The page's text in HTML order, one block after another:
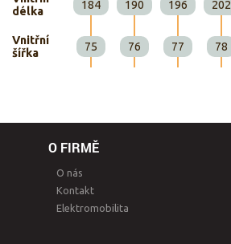
délka
184 190 196 202
Vnitřní
šířka
75 76 77 78
O FIRMĚ
O nás
Kontakt
Elektromobilita